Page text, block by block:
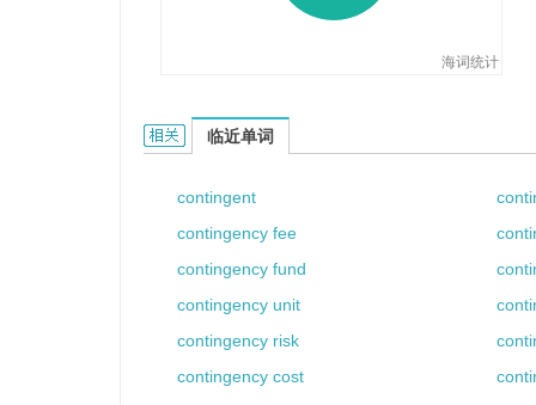
海词统计
contingency的相关资料：
临近单词
contingent
contingency fee
contingency fund
contingency unit
contingency risk
contingency cost